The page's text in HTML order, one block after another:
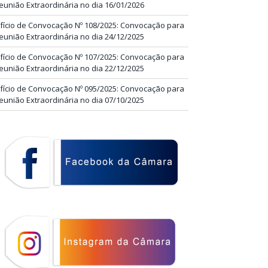
Extraordinária no dia 16/01/2026
de Convocação Nº 108/2025: Convocação para
Extraordinária no dia 24/12/2025
de Convocação Nº 107/2025: Convocação para
Extraordinária no dia 22/12/2025
de Convocação Nº 095/2025: Convocação para
Extraordinária no dia 07/10/2025